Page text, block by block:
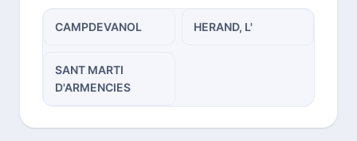
CAMPDEVANOL HERAND, L'
SANT MARTI
D'ARMENCIES